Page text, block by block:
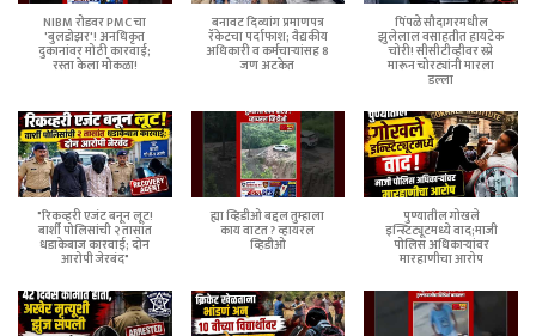
NIBM रोडवर PMC चा
'बुलडोझर'! अनधिकृत
दुकानांवर मोठी कारवाई;
रस्ता केला मोकळा!
बनावट दिव्यांग प्रमाणपत्र
रॅकेटचा पर्दाफाश; वैद्यकीय
अधिकारी व कर्मचाऱ्यांसह 8
जण अटकेत
पिंपळे सौदागरमधील
झुलेलाल वसाहतीत हायटेक
चोरी! सीसीटीव्हीवर स्प्रे
मारून चोरट्यांनी मारला
डल्ला
"रिकव्हरी एजंट बनून लूट!
बार्शी पोलिसांची २ तासांत
धडाकेबाज कारवाई; दोन
आरोपी जेरबंद"
ह्या व्हिडीओ बद्दल तुम्हाला
काय वाटत ? व्हायरल
व्हिडीओ
पुण्यातील गोखले
इन्स्टिट्यूटमध्ये वाद;माजी
पोलिस अधिकाऱ्यांवर
मारहाणीचा आरोप